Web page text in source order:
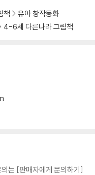
책
유아 창작동화
4-6세 다른나라 그림책
는 [판매자에게 문의하기]